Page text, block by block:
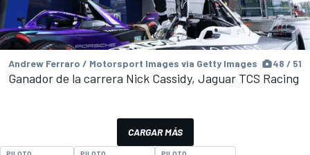
Andrew Ferraro / Motorsport Images via Getty Images 48 / 51
Ganador de la carrera Nick Cassidy, Jaguar TCS Racing
CARGAR MÁS
PILOTO PILOTO PILOTO